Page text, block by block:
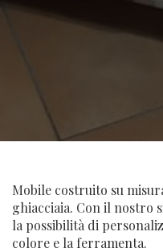
Mobile costruito su
ghiacciaia. Con il nostro
la possibilità di
colore e la ferramenta.